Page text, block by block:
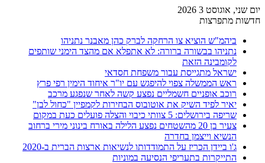
יום שני, אוגוסט 3 2026
חדשות מתפרצות
ביהמ"ש הוציא צו הרחקה לברק כהן מאבנר נתניהו
נתניהו בבשורה ברורה: לא אתפלא אם מהצד הימני שותפים
לקומבינה הזאת
ישראל מתגייסת עבור משפחת חסדאי
ראש הממשלה צפוי להיפגש עם יו"ר איחוד הימין רפי פרץ
רוכב אופניים חשמליים נפצע קשה לאחר שנפגע מרכב
יאיר לפיד השיק את אוטובוס הבחירות לקמפיין "כחול לבן"
שריפה בירושלים: 5 צוותי כיבוי והצלה פועלים כעת במקום
צעיר בן 20 מהשטחים נפצע הלילה באורח בינוני מירי ברחוב
הנשיא וייצמן בחדרה
ג'ו ביידן הכריז על התמודדותו לנשיאות ארצות הברית ב-2020
התייקרות בתעריפי הנסיעה במוניות